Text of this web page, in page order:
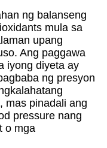
ng balanseng
mula sa
upang
Ang paggawa
iyong diyeta ay
ng presyon
mas pinadali ang
pressure nang
o mga